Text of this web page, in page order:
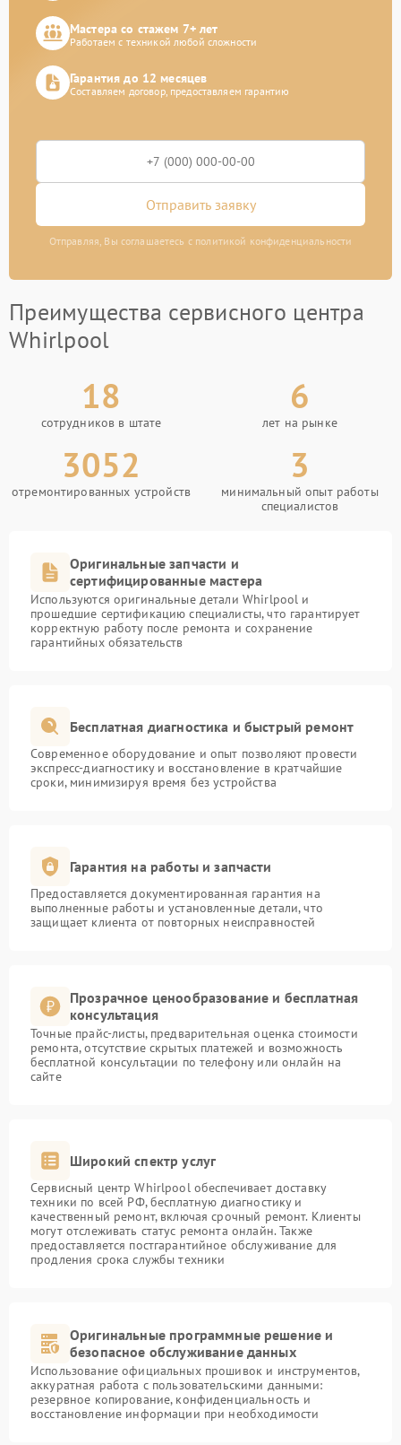
Мастера со стажем 7+ лет
Работаем с техникой любой сложности
Гарантия до 12 месяцев
Составляем договор, предоставляем гарантию
Отправить заявку
Отправляя, Вы соглашаетесь с политикой конфиденциальности
Преимущества сервисного центра
Whirlpool
18
сотрудников в штате
6
лет на рынке
3052
отремонтированных устройств
3
минимальный опыт работы
специалистов
Оригинальные запчасти и
сертифицированные мастера
Используются оригинальные детали Whirlpool и
прошедшие сертификацию специалисты, что гарантирует
корректную работу после ремонта и сохранение
гарантийных обязательств
Бесплатная диагностика и быстрый ремонт
Современное оборудование и опыт позволяют провести
экспресс-диагностику и восстановление в кратчайшие
сроки, минимизируя время без устройства
Гарантия на работы и запчасти
Предоставляется документированная гарантия на
выполненные работы и установленные детали, что
защищает клиента от повторных неисправностей
Прозрачное ценообразование и бесплатная
консультация
Точные прайс-листы, предварительная оценка стоимости
ремонта, отсутствие скрытых платежей и возможность
бесплатной консультации по телефону или онлайн на
сайте
Широкий спектр услуг
Сервисный центр Whirlpool обеспечивает доставку
техники по всей РФ, бесплатную диагностику и
качественный ремонт, включая срочный ремонт. Клиенты
могут отслеживать статус ремонта онлайн. Также
предоставляется постгарантийное обслуживание для
продления срока службы техники
Оригинальные программные решение и
безопасное обслуживание данных
Использование официальных прошивок и инструментов,
аккуратная работа с пользовательскими данными:
резервное копирование, конфиденциальность и
восстановление информации при необходимости